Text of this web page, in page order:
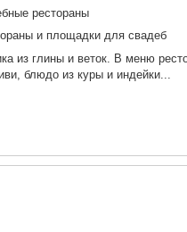
рестораны
и площадки для свадеб
из глины и веток. В меню
блюдо из куры и индейки...